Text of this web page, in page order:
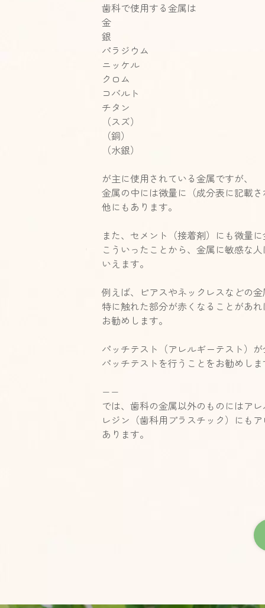
歯科で使用する金属は
金
銀
パラジウム
ニッケル
クロム
コバルト
チタン
（スズ）
（銅）
（水銀）
が主に使用されている金属ですが、
金属の中には微量に（成分表に記載
他にもあります。
また、セメント（接着剤）にも微量
こういったことから、金属に敏感な
いえます。
例えば、ピアスやネックレスなどの
特に触れた部分が赤くなることがあ
お勧めします。
パッチテスト（アレルギーテスト）
パッチテストを行うことをお勧めし
−−
では、歯科の金属以外のものにはア
レジン（歯科用プラスチック）にも
あります。